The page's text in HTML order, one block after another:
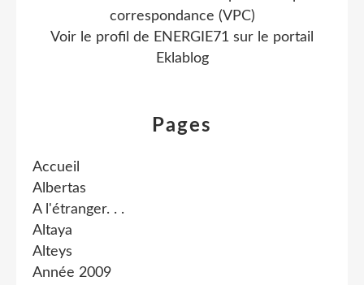
Pages
Accueil
Albertas
A l'étranger. . .
Altaya
Alteys
Année 2009
correspondance (VPC)
Voir le profil de ENERGIE71 sur le portail
Eklablog